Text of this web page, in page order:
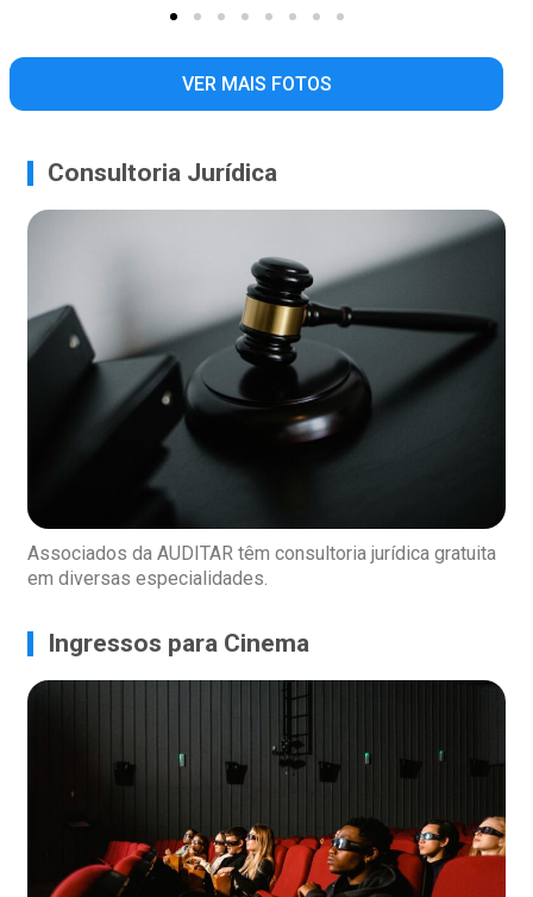
VER MAIS FOTOS
Consultoria Jurídica
Associados da AUDITAR têm consultoria jurídica gratuita
em diversas especialidades.
Ingressos para Cinema